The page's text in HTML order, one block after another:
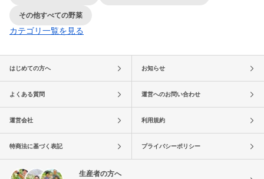
その他すべての野菜
カテゴリ一覧を見る
はじめての方へ お知らせ
よくある質問 運営へのお問い合わせ
運営会社 利用規約
特商法に基づく表記 プライバシーポリシー
生産者の方へ